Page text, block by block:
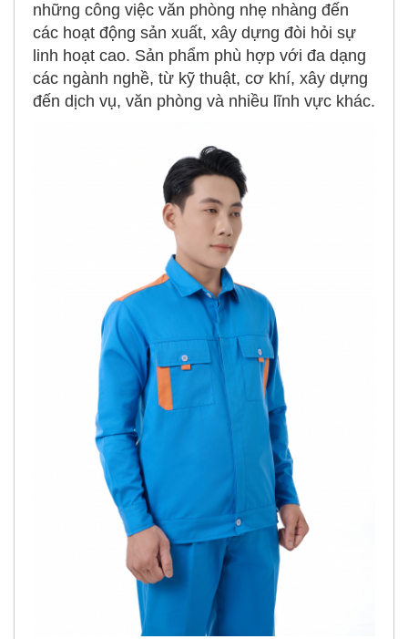
những công việc văn phòng nhẹ nhàng đến
các hoạt động sản xuất, xây dựng đòi hỏi sự
linh hoạt cao. Sản phẩm phù hợp với đa dạng
các ngành nghề, từ kỹ thuật, cơ khí, xây dựng
đến dịch vụ, văn phòng và nhiều lĩnh vực khác.